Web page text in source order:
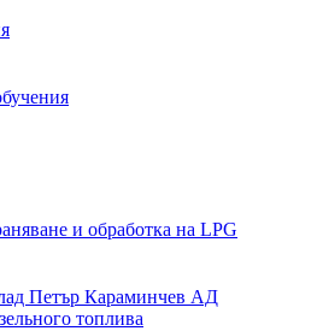
и обработка на LPG
Петър Караминчев АД
топлива